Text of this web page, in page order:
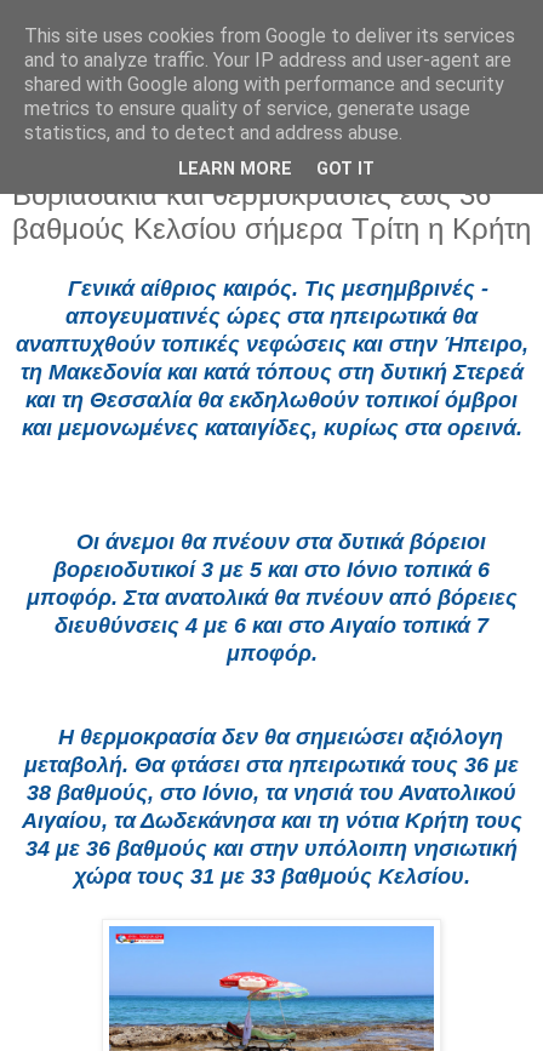
Τρίτη 15 Ιουλίου 2025
Βοριαδάκια και θερμοκρασίες έως 36
βαθμούς Κελσίου σήμερα Τρίτη η Κρήτη
Γενικά αίθριος καιρός. Τις μεσημβρινές -
απογευματινές ώρες στα ηπειρωτικά θα
αναπτυχθούν τοπικές νεφώσεις και στην Ήπειρο,
τη Μακεδονία και κατά τόπους στη δυτική Στερεά
και τη Θεσσαλία θα εκδηλωθούν τοπικοί όμβροι
και μεμονωμένες καταιγίδες, κυρίως στα ορεινά.
Οι άνεμοι θα πνέουν στα δυτικά βόρειοι
βορειοδυτικοί 3 με 5 και στο Ιόνιο τοπικά 6
μποφόρ. Στα ανατολικά θα πνέουν από βόρειες
διευθύνσεις 4 με 6 και στο Αιγαίο τοπικά 7
μποφόρ.
Η θερμοκρασία δεν θα σημειώσει αξιόλογη
μεταβολή. Θα φτάσει στα ηπειρωτικά τους 36 με
38 βαθμούς, στο Ιόνιο, τα νησιά του Ανατολικού
Αιγαίου, τα Δωδεκάνησα και τη νότια Κρήτη τους
34 με 36 βαθμούς και στην υπόλοιπη νησιωτική
χώρα τους 31 με 33 βαθμούς Κελσίου.
This site uses cookies from Google to deliver its services
and to analyze traffic. Your IP address and user-agent are
shared with Google along with performance and security
metrics to ensure quality of service, generate usage
statistics, and to detect and address abuse.
LEARN MORE GOT IT